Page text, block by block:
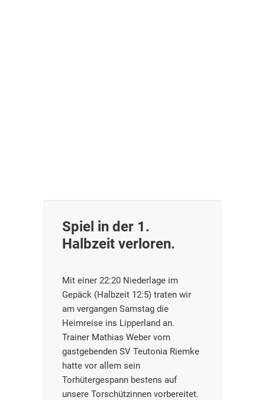
Spiel in der 1.
Halbzeit verloren.
Mit einer 22:20 Niederlage im
Gepäck (Halbzeit 12:5) traten wir
am vergangen Samstag die
Heimreise ins Lipperland an.
Trainer Mathias Weber vom
gastgebenden SV Teutonia Riemke
hatte vor allem sein
Torhütergespann bestens auf
unsere Torschützinnen vorbereitet.